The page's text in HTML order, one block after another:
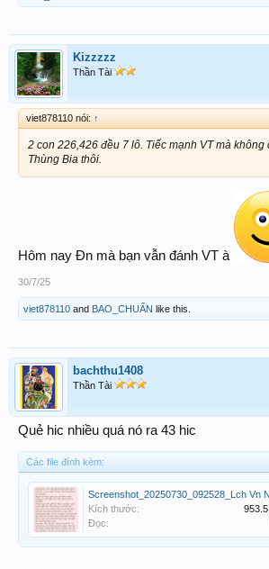
Kizzzzz
Thần Tài
viet878110 nói: ↑
2 con 226,426 đều 7 lô. Tiếc mạnh VT mà không
Thùng Bia thôi.
Hôm nay Đn mà bạn vẫn đánh VT à
30/7/25
viet878110 and BAO_CHUẨN like this.
bachthu1408
Thần Tài
Quẻ hic nhiều quá nó ra 43 hic
Các file đính kèm:
Kích thước:
Đọc: